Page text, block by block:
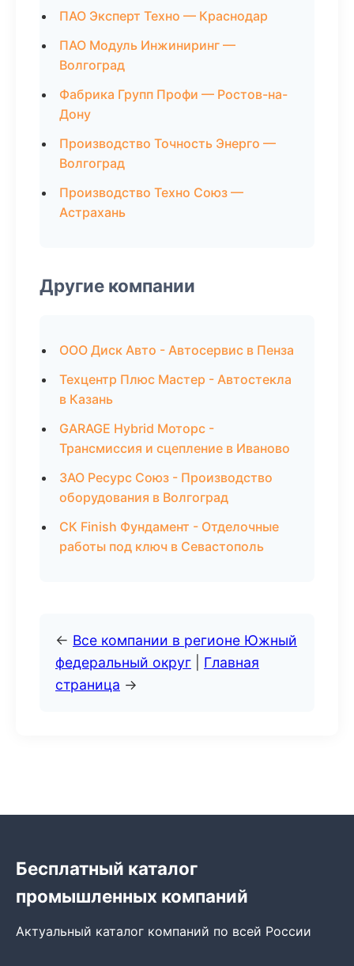
ПАО Эксперт Техно — Краснодар
ПАО Модуль Инжиниринг —
Волгоград
Фабрика Групп Профи — Ростов-на-
Дону
Производство Точность Энерго —
Волгоград
Производство Техно Союз —
Астрахань
Другие компании
ООО Диск Авто - Автосервис в Пенза
Техцентр Плюс Мастер - Автостекла
в Казань
GARAGE Hybrid Моторс -
Трансмиссия и сцепление в Иваново
ЗАО Ресурс Союз - Производство
оборудования в Волгоград
СК Finish Фундамент - Отделочные
работы под ключ в Севастополь
← Все компании в регионе Южный
федеральный округ
Главная
страница →
Бесплатный каталог
промышленных компаний
Актуальный каталог компаний по всей России